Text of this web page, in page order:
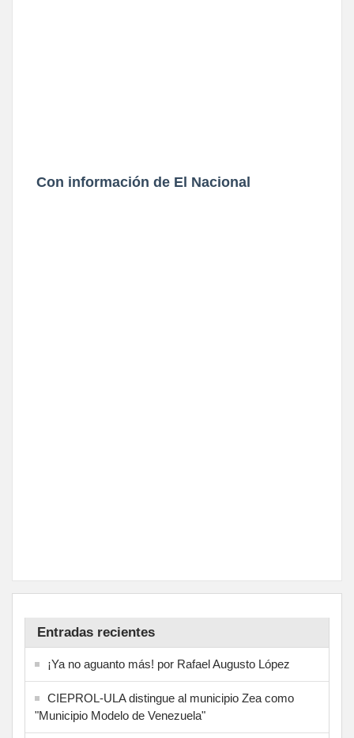
Con información de El Nacional
Entradas recientes
¡Ya no aguanto más! por Rafael Augusto López
CIEPROL-ULA distingue al municipio Zea como
"Municipio Modelo de Venezuela"